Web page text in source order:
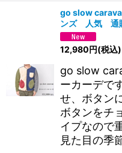
go slow
ンズ 人気 通
12,980円(税込)
go slow
ーカーデで
せ、ボタン
ボタンをチ
イプなので
見た目の季